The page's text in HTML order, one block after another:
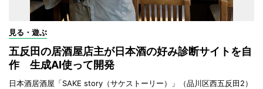
見る・遊ぶ
五反田の居酒屋店主が日本酒の好み診断サイトを自
作 生成AI使って開発
日本酒居酒屋「SAKE story（サケストーリー）」（品川区西五反田2）